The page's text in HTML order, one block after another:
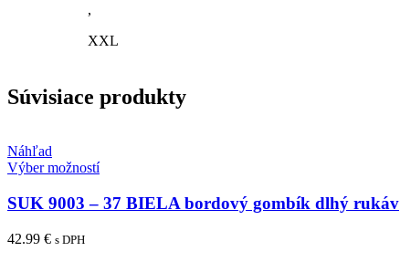
,
XXL
Súvisiace produkty
Náhľad
Výber možnostíTento
má
SUK 9003 – 37 BIELA bordový gombík dlhý rukáv
42.99 € s DPH